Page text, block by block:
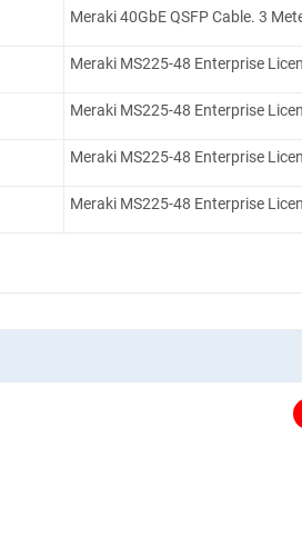
Meraki 40GbE QSFP Cable. 3
Meraki MS225-48 Enterprise
Meraki MS225-48 Enterprise
Meraki MS225-48 Enterprise
Meraki MS225-48 Enterprise